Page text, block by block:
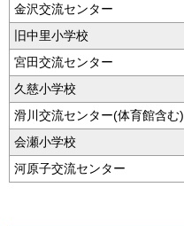
金沢交流センター
旧中里小学校
宮田交流センター
久慈小学校
滑川交流センター(体育館含む)
会瀬小学校
河原子交流センター